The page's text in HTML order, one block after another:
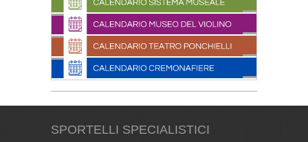
SPORTELLI SPECIALISTICI